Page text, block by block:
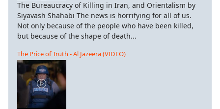
The Bureaucracy of Killing in Iran, and Orientalism by
Siyavash Shahabi The news is horrifying for all of us.
Not only because of the people who have been killed,
but because of the shape of death...
The Price of Truth - Al Jazeera (VIDEO)